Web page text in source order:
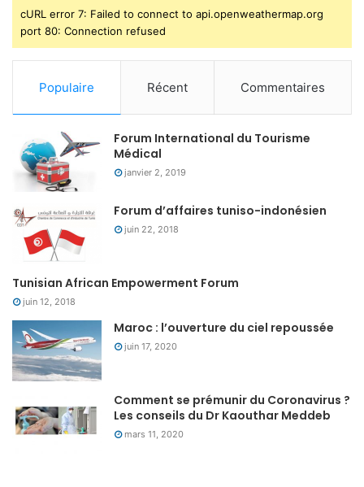
cURL error 7: Failed to connect to api.openweathermap.org
port 80: Connection refused
Populaire Récent Commentaires
Forum International du Tourisme
Médical
janvier 2, 2019
Forum d’affaires tuniso-indonésien
juin 22, 2018
Tunisian African Empowerment Forum
juin 12, 2018
Maroc : l’ouverture du ciel repoussée
juin 17, 2020
Comment se prémunir du Coronavirus ?
Les conseils du Dr Kaouthar Meddeb
mars 11, 2020